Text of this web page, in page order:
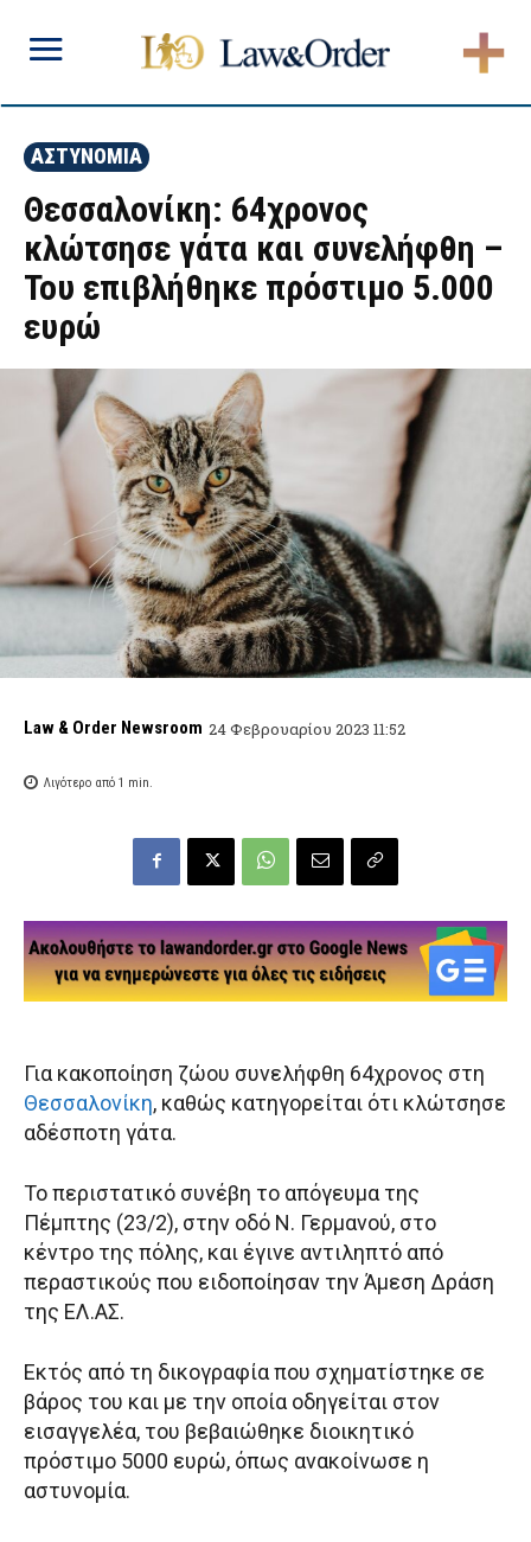
ΑΣΤΥΝΟΜΙΑ
Θεσσαλονίκη: 64χρονος
κλώτσησε γάτα και συνελήφθη –
Του επιβλήθηκε πρόστιμο 5.000
ευρώ
Law & Order Newsroom 24 Φεβρουαρίου 2023 11:52
Λιγότερο από 1 min.
Για κακοποίηση ζώου συνελήφθη 64χρονος στη
Θεσσαλονίκη, καθώς κατηγορείται ότι κλώτσησε
αδέσποτη γάτα.
Το περιστατικό συνέβη το απόγευμα της
Πέμπτης (23/2), στην οδό Ν. Γερμανού, στο
κέντρο της πόλης, και έγινε αντιληπτό από
περαστικούς που ειδοποίησαν την Άμεση Δράση
της ΕΛ.ΑΣ.
Εκτός από τη δικογραφία που σχηματίστηκε σε
βάρος του και με την οποία οδηγείται στον
εισαγγελέα, του βεβαιώθηκε διοικητικό
πρόστιμο 5000 ευρώ, όπως ανακοίνωσε η
αστυνομία.